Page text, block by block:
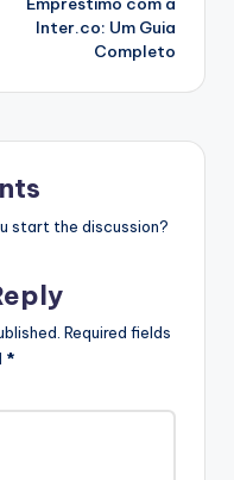
Inter.co: Um Guia
Completo
start the discussion?
Required fields
*